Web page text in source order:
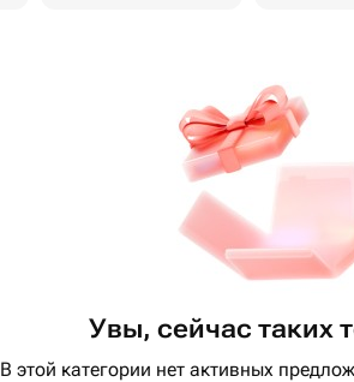
Увы, сейчас таких
В этой категории нет активных